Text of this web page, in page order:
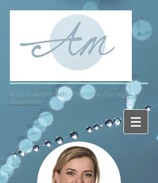
© 2016 alicemichels - Plastische Chirurgie
Maastricht